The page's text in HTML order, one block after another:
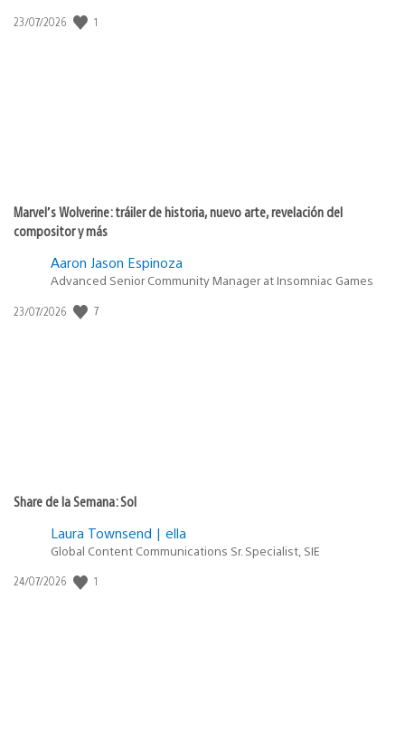
Fecha
23/07/2026 1
Marvel’s Wolverine: tráiler de historia, nuevo arte, revelación del
compositor y más
Aaron Jason Espinoza
Advanced Senior Community Manager at Insomniac Games
Fecha
23/07/2026 7
Share de la Semana: Sol
Laura Townsend | ella
Global Content Communications Sr. Specialist, SIE
Fecha
24/07/2026 1